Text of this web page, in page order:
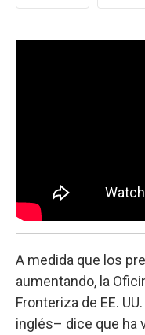
A medida que los
aumentando, la
Fronteriza de EE.
inglés– dice que ha